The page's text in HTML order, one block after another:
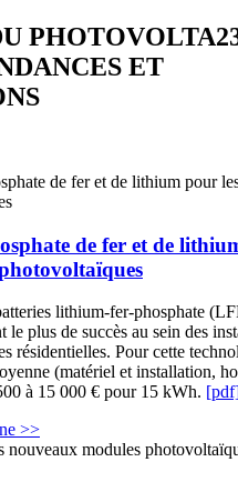
ET
de fer et de
lithium-fer-phosphate
le plus de succès au sein des
résidentielles. Pour cette
(matériel et installation,
à 15 000 € pour 15 kWh.
>>